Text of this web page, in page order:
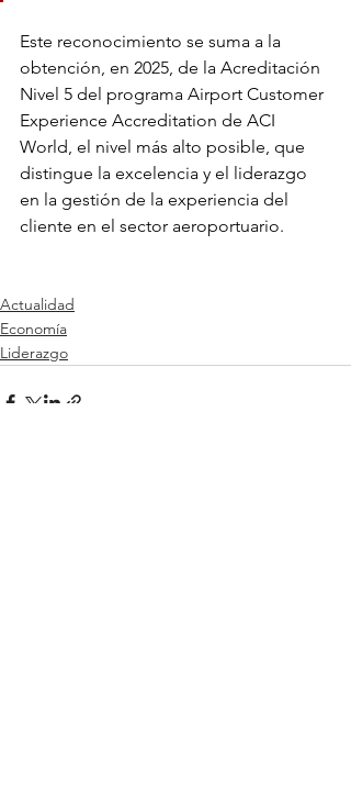
Este reconocimiento se suma a la
obtención, en 2025, de la Acreditación
Nivel 5 del programa Airport Customer
Experience Accreditation de ACI
World, el nivel más alto posible, que
distingue la excelencia y el liderazgo
en la gestión de la experiencia del
cliente en el sector aeroportuario.
Actualidad
Economía
Liderazgo